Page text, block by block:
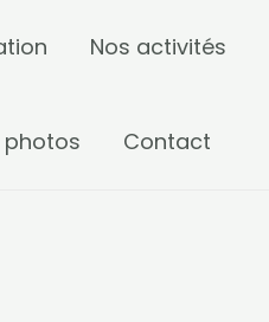
Nos activités
photos Contact